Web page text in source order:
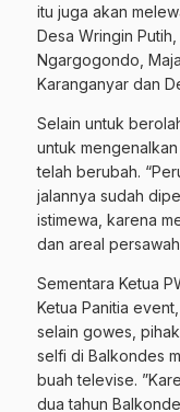
itu juga akan
Desa Wringin
Ngargogondo,
Karanganyar dan
Selain untuk
untuk
telah berubah.
jalannya sudah
istimewa, karena
dan areal
Sementara Ketua
Ketua Panitia
selain gowes,
selfi di Balkondes
buah televise.
dua tahun